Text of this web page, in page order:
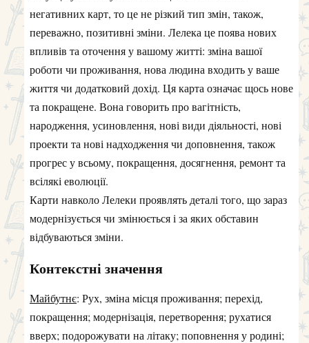
негативних карт, то це не різкий тип змін, також,
переважно, позитивні зміни. Лелека це поява нових
впливів та оточення у вашому житті: зміна вашої
роботи чи проживання, нова людина входить у ваше
життя чи додатковий дохід. Ця карта означає щось нове
та покращене. Вона говорить про вагітність,
народження, усиновлення, нові види діяльності, нові
проекти та нові надходження чи доповнення, також
прогрес у всьому, покращення, досягнення, ремонт та
всілякі еволюції.
Карти навколо Лелеки проявлять деталі того, що зараз
модернізується чи змінюється і за яких обставин
відбуваються зміни.
Контекстні значення
Майбутнє: Рух, зміна місця проживання; перехід,
покращення; модернізація, перетворення; рухатися
вверх; подорожувати на літаку; поповнення у родині;